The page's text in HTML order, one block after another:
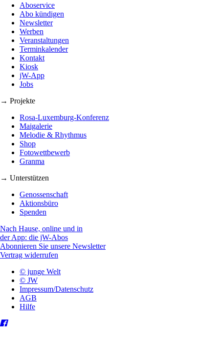
Aboservice
Abo kündigen
Newsletter
Werben
Veranstaltungen
Terminkalender
Kontakt
Kiosk
jW-App
Jobs
→ Projekte
Rosa-Luxemburg-Konferenz
Maigalerie
Melodie & Rhythmus
Shop
Fotowettbewerb
Granma
→ Unterstützen
Genossenschaft
Aktionsbüro
Spenden
Nach Hause, online und in
der App: die jW-Abos
Abonnieren Sie unsere Newsletter
Vertrag widerrufen
© junge Welt
© JW
Impressum/Datenschutz
AGB
Hilfe